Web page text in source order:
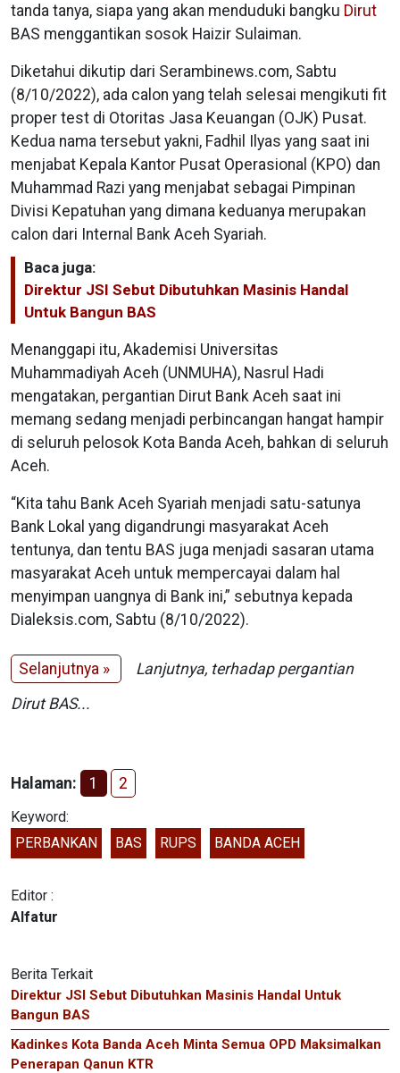
tanda tanya, siapa yang akan menduduki bangku Dirut
BAS menggantikan sosok Haizir Sulaiman.
Diketahui dikutip dari Serambinews.com, Sabtu
(8/10/2022), ada calon yang telah selesai mengikuti fit
proper test di Otoritas Jasa Keuangan (OJK) Pusat.
Kedua nama tersebut yakni, Fadhil Ilyas yang saat ini
menjabat Kepala Kantor Pusat Operasional (KPO) dan
Muhammad Razi yang menjabat sebagai Pimpinan
Divisi Kepatuhan yang dimana keduanya merupakan
calon dari Internal Bank Aceh Syariah.
Baca juga:
Direktur JSI Sebut Dibutuhkan Masinis Handal
Untuk Bangun BAS
Menanggapi itu, Akademisi Universitas
Muhammadiyah Aceh (UNMUHA), Nasrul Hadi
mengatakan, pergantian Dirut Bank Aceh saat ini
memang sedang menjadi perbincangan hangat hampir
di seluruh pelosok Kota Banda Aceh, bahkan di seluruh
Aceh.
“Kita tahu Bank Aceh Syariah menjadi satu-satunya
Bank Lokal yang digandrungi masyarakat Aceh
tentunya, dan tentu BAS juga menjadi sasaran utama
masyarakat Aceh untuk mempercayai dalam hal
menyimpan uangnya di Bank ini,” sebutnya kepada
Dialeksis.com, Sabtu (8/10/2022).
Selanjutnya »
Lanjutnya, terhadap pergantian
Dirut BAS...
Halaman: 1 2
Keyword:
PERBANKAN
BAS RUPS BANDA ACEH
Editor :
Alfatur
Berita Terkait
Direktur JSI Sebut Dibutuhkan Masinis Handal Untuk
Bangun BAS
Kadinkes Kota Banda Aceh Minta Semua OPD Maksimalkan
Penerapan Qanun KTR